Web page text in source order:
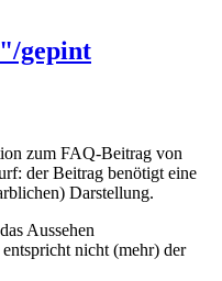
gepint
zum FAQ-Beitrag von
der Beitrag benötigt eine
Darstellung.
Aussehen
nicht (mehr) der